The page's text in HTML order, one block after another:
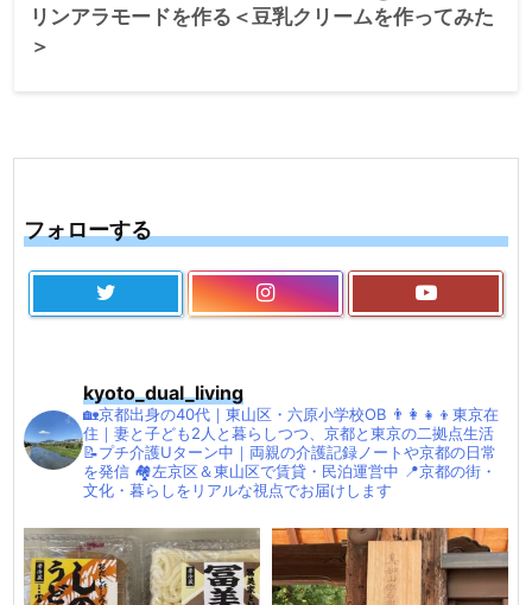
リンアラモードを作る＜豆乳クリームを作ってみた
＞
フォローする
kyoto_dual_living
🏡京都出身の40代｜東山区・六原小学校OB 👨‍👩‍👧‍👦東京在
住｜妻と子ども2人と暮らしつつ、京都と東京の二拠点生活
📝プチ介護Uターン中｜両親の介護記録ノートや京都の日常
を発信 🏘左京区＆東山区で賃貸・民泊運営中 📍京都の街・
文化・暮らしをリアルな視点でお届けします